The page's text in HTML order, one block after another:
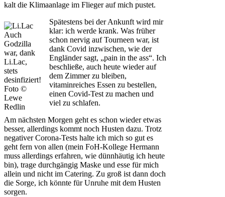
kalt die Klimaanlage im Flieger auf mich pustet.
Auch
Godzilla
war, dank
Li.Lac,
stets
desinfiziert!
Foto ©
Lewe
Redlin
Spätestens bei der Ankunft wird mir
klar: ich werde krank. Was früher
schon nervig auf Tourneen war, ist
dank Covid inzwischen, wie der
Engländer sagt, „pain in the ass“. Ich
beschließe, auch heute wieder auf
dem Zimmer zu bleiben,
vitaminreiches Essen zu bestellen,
einen Covid-Test zu machen und
viel zu schlafen.
Am nächsten Morgen geht es schon wieder etwas
besser, allerdings kommt noch Husten dazu. Trotz
negativer Corona-Tests halte ich mich so gut es
geht fern von allen (mein FoH-Kollege Hermann
muss allerdings erfahren, wie dünnhäutig ich heute
bin), trage durchgängig Maske und esse für mich
allein und nicht im Catering. Zu groß ist dann doch
die Sorge, ich könnte für Unruhe mit dem Husten
sorgen.